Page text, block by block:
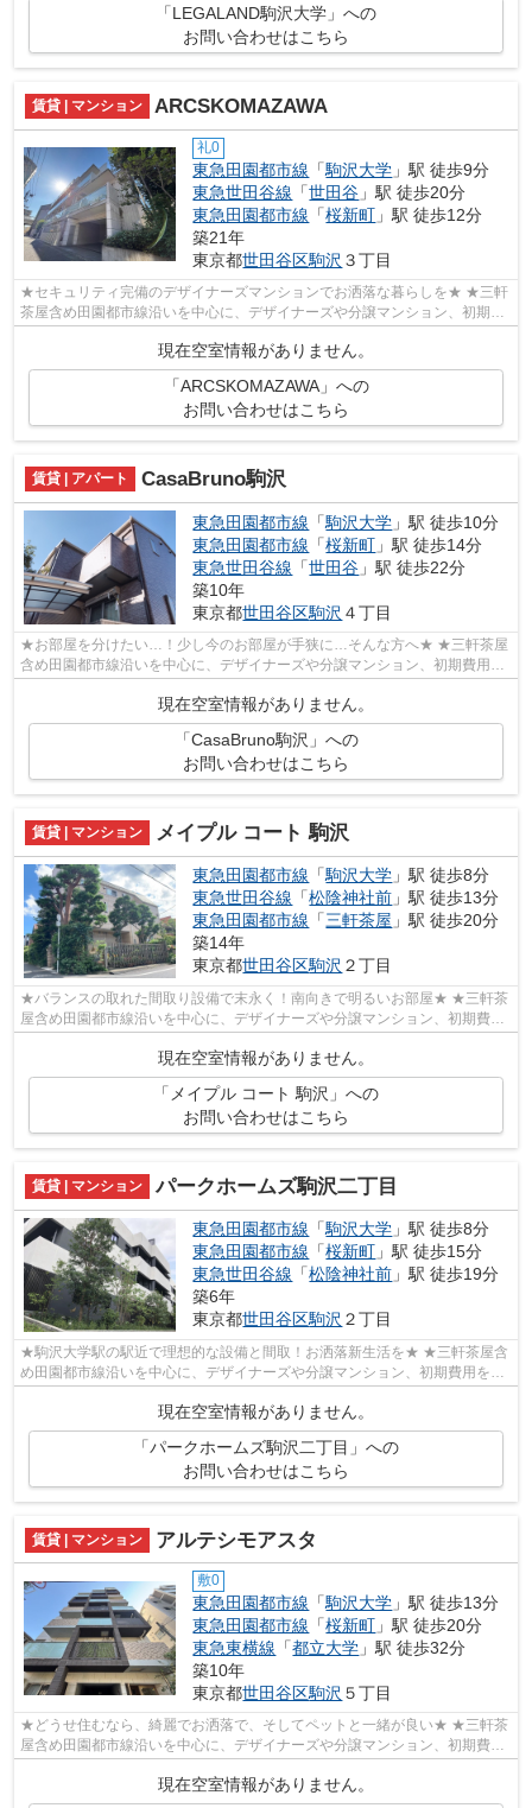
「LEGALAND駒沢大学」への
お問い合わせはこちら
賃貸 | マンション ARCSKOMAZAWA
礼0
東急田園都市線 「駒沢大学 」駅 徒歩9分
東急世田谷線 「世田谷 」駅 徒歩20分
東急田園都市線 「桜新町 」駅 徒歩12分
築21年
東京都世田谷区駒沢 ３丁目
★セキュリティ完備のデザイナーズマンションでお洒落な暮らしを★ ★三軒
茶屋含め田園都市線沿いを中心に、デザイナーズや分譲マンション、初期費
用を抑えた部屋探しはぜひ当社にお任せ...
現在空室情報がありません。
「ARCSKOMAZAWA」への
お問い合わせはこちら
賃貸 | アパート CasaBruno駒沢
東急田園都市線 「駒沢大学 」駅 徒歩10分
東急田園都市線 「桜新町 」駅 徒歩14分
東急世田谷線 「世田谷 」駅 徒歩22分
築10年
東京都世田谷区駒沢 ４丁目
★お部屋を分けたい…！少し今のお部屋が手狭に…そんな方へ★ ★三軒茶屋
含め田園都市線沿いを中心に、デザイナーズや分譲マンション、初期費用を
現在空室情報がありません。
「CasaBruno駒沢」への
お問い合わせはこちら
賃貸 | マンション メイプル コート 駒沢
東急田園都市線 「駒沢大学 」駅 徒歩8分
東急世田谷線 「松陰神社前 」駅 徒歩13分
東急田園都市線 「三軒茶屋 」駅 徒歩20分
築14年
東京都世田谷区駒沢 ２丁目
★バランスの取れた間取り設備で末永く！南向きで明るいお部屋★ ★三軒茶
屋含め田園都市線沿いを中心に、デザイナーズや分譲マンション、初期費用
現在空室情報がありません。
「メイプル コート 駒沢」への
お問い合わせはこちら
賃貸 | マンション パークホームズ駒沢二丁目
東急田園都市線 「駒沢大学 」駅 徒歩8分
東急田園都市線 「桜新町 」駅 徒歩15分
東急世田谷線 「松陰神社前 」駅 徒歩19分
築6年
東京都世田谷区駒沢 ２丁目
★駒沢大学駅の駅近で理想的な設備と間取！お洒落新生活を★ ★三軒茶屋含
め田園都市線沿いを中心に、デザイナーズや分譲マンション、初期費用を抑
えた部屋探しはぜひ当社にお任せくださ...
現在空室情報がありません。
「パークホームズ駒沢二丁目」への
お問い合わせはこちら
賃貸 | マンション アルテシモアスタ
敷0
東急田園都市線 「駒沢大学 」駅 徒歩13分
東急田園都市線 「桜新町 」駅 徒歩20分
東急東横線 「都立大学 」駅 徒歩32分
築10年
東京都世田谷区駒沢 ５丁目
★どうせ住むなら、綺麗でお洒落で、そしてペットと一緒が良い★ ★三軒茶
屋含め田園都市線沿いを中心に、デザイナーズや分譲マンション、初期費用
現在空室情報がありません。